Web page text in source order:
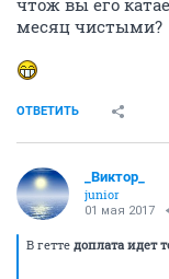
чтож вы его
месяц чистыми?
ОТВЕТИТЬ
_Виктор_
juniоr
01 мая 2017
В гетте доплата идет